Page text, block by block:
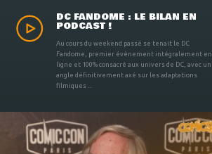
DC FANDOME : LE BILAN EN
PODCAST !
Au cours du weekend passé se tenait le DC
Fandome, premier évènement intégralement en
ligne et 100% consacré aux univers de DC, avec un
angle définitivement axé sur les adaptations
filmiques ...